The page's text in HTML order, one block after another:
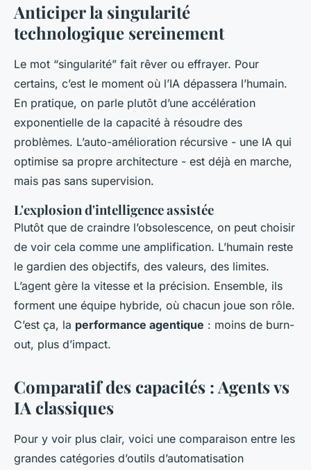
Anticiper la singularité
technologique sereinement
Le mot “singularité” fait rêver ou effrayer. Pour
certains, c’est le moment où l’IA dépassera l’humain.
En pratique, on parle plutôt d’une accélération
exponentielle de la capacité à résoudre des
problèmes. L’auto-amélioration récursive - une IA qui
optimise sa propre architecture - est déjà en marche,
mais pas sans supervision.
L'explosion d'intelligence assistée
Plutôt que de craindre l’obsolescence, on peut choisir
de voir cela comme une amplification. L’humain reste
le gardien des objectifs, des valeurs, des limites.
L’agent gère la vitesse et la précision. Ensemble, ils
forment une équipe hybride, où chacun joue son rôle.
C’est ça, la performance agentique : moins de burn-
out, plus d’impact.
Comparatif des capacités : Agents vs
IA classiques
Pour y voir plus clair, voici une comparaison entre les
grandes catégories d’outils d’automatisation